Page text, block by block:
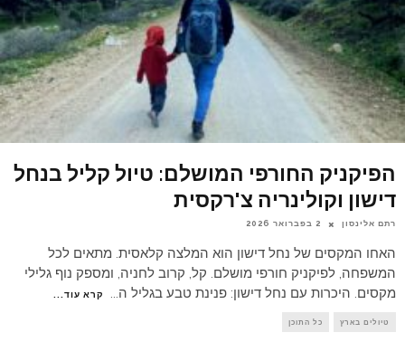
הפיקניק החורפי המושלם: טיול קליל בנחל
דישון וקולינריה צ'רקסית
רתם אלינסון 2 בפברואר 2026
האחו המקסים של נחל דישון הוא המלצה קלאסית. מתאים לכל
המשפחה, לפיקניק חורפי מושלם. קל, קרוב לחניה, ומספק נוף גלילי
מקסים. היכרות עם נחל דישון: פנינת טבע בגליל ה... קרא עוד...
טיולים בארץ כל התוכן